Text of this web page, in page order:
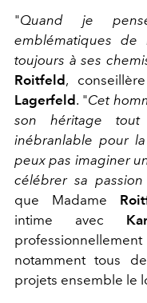
"Quand je
emblématiques
toujours à ses
Roitfeld ,
Lagerfeld . "Cet
son héritage
inébranlable pour
peux pas imaginer
célébrer sa
que Madame
intime avec
notamment tous
projets ensemble le